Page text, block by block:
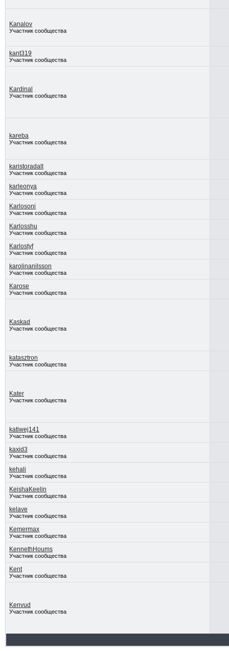
Kanalov
Участник сообщества
kant319
Участник сообщества
Kardinal
Участник сообщества
kareba
Участник сообщества
karistoradalt
Участник сообщества
karleonya
Участник сообщества
Karlosoni
Участник сообщества
Karlosshu
Участник сообщества
Karlostyf
Участник сообщества
karolinanilsson
Участник сообщества
Karose
Участник сообщества
Kaskad
Участник сообщества
katasztron
Участник сообщества
Kater
Участник сообщества
katiwej141
Участник сообщества
kaxid3
Участник сообщества
kehali
Участник сообщества
KeishaKeelin
Участник сообщества
kelave
Участник сообщества
Kemermax
Участник сообщества
KennethHoums
Участник сообщества
Kent
Участник сообщества
Kenvud
Участник сообщества